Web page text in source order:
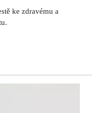
ke zdravému a